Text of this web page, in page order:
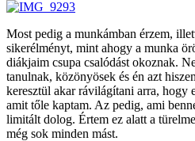
Most pedig a munkámban érzem,
sikerélményt, mint ahogy a munka
diákjaim csupa csalódást okoznak.
tanulnak, közönyösek és én azt
keresztül akar rávilágítani arra, hogy
amit tőle kaptam. Az pedig, ami
limitált dolog. Értem ez alatt a
még sok minden mást.